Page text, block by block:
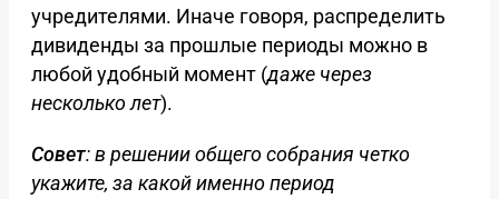
учредителями. Иначе говоря, распределить
дивиденды за прошлые периоды можно в
любой удобный момент (даже через
несколько лет).
Совет: в решении общего собрания четко
укажите, за какой именно период